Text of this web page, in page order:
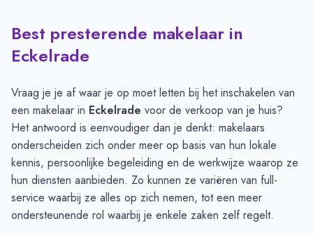
Verkoopprijzen in andere plaatsen per m2-Afgelopen 3
Plaats
Eckelrade
€ 4.190
Margraten
€ 3.382
Cadier en Keer
€ 3.150
Banholt
€ 3.133
Best presterende makelaar in
Eckelrade
Vraag je je af waar je op moet letten bij het inschakelen van
een makelaar in Eckelrade voor de verkoop van je huis?
Het antwoord is eenvoudiger dan je denkt: makelaars
onderscheiden zich onder meer op basis van hun lokale
kennis, persoonlijke begeleiding en de werkwijze waarop ze
hun diensten aanbieden. Zo kunnen ze variëren van full-
service waarbij ze alles op zich nemen, tot een meer
ondersteunende rol waarbij je enkele zaken zelf regelt.